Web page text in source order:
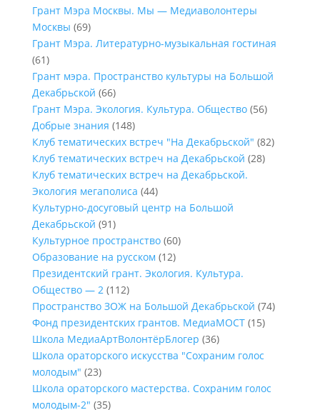
Грант Мэра Москвы. Мы — Медиаволонтеры
Москвы (69)
Грант Мэра. Литературно-музыкальная гостиная
(61)
Грант мэра. Пространство культуры на Большой
Декабрьской (66)
Грант Мэра. Экология. Культура. Общество(56)
Добрые знания (148)
Клуб тематических встреч "На Декабрьской" (82)
Клуб тематических встреч на Декабрьской (28)
Клуб тематических встреч на Декабрьской.
Экология мегаполиса (44)
Культурно-досуговый центр на Большой
Декабрьской (91)
Культурное пространство(60)
Образование на русском (12)
Президентский грант. Экология. Культура.
Общество — 2(112)
Пространство ЗОЖ на Большой Декабрьской (74)
Фонд президентских грантов. МедиаМОСТ(15)
Школа МедиаАртВолонтёрБлогер (36)
Школа ораторского искусства "Сохраним голос
молодым" (23)
Школа ораторского мастерства. Сохраним голос
молодым-2" (35)